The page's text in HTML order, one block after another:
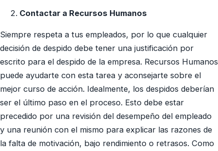
Contactar a Recursos Humanos
Siempre respeta a tus empleados, por lo que cualquier
decisión de despido debe tener una justificación por
escrito para el despido de la empresa. Recursos Humanos
puede ayudarte con esta tarea y aconsejarte sobre el
mejor curso de acción. Idealmente, los despidos deberían
ser el último paso en el proceso. Esto debe estar
precedido por una revisión del desempeño del empleado
y una reunión con el mismo para explicar las razones de
la falta de motivación, bajo rendimiento o retrasos. Como